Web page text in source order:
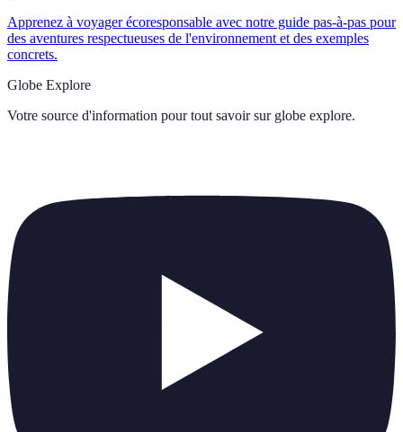
Apprenez à voyager écoresponsable avec notre guide pas-à-pas pour
des aventures respectueuses de l'environnement et des exemples
concrets.
Globe Explore
Votre source d'information pour tout savoir sur globe explore.